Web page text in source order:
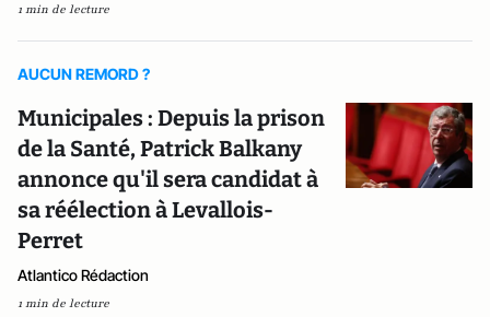
1 min de lecture
AUCUN REMORD ?
Municipales : Depuis la prison
de la Santé, Patrick Balkany
annonce qu'il sera candidat à
sa réélection à Levallois-
Perret
Atlantico Rédaction
1 min de lecture